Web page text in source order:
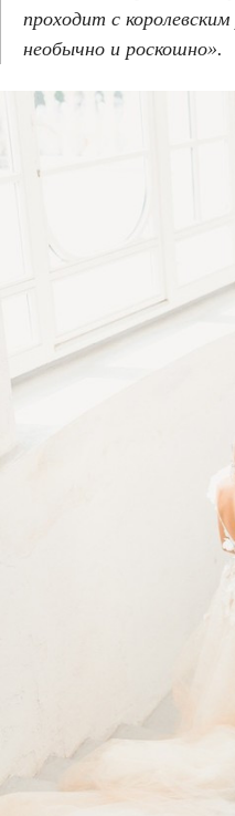
проходит с
необычно и роскошно».